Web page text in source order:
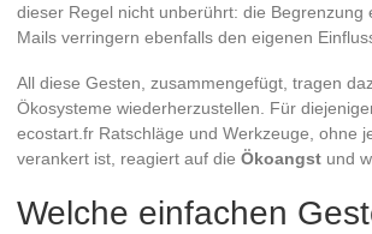
dieser Regel nicht unberührt: die
Mails verringern ebenfalls den eigenen
All diese Gesten, zusammengefügt, tragen
Ökosysteme wiederherzustellen. Für
ecostart.fr Ratschläge und Werkzeuge, ohne
verankert ist, reagiert auf die Ökoangst und
Welche einfachen